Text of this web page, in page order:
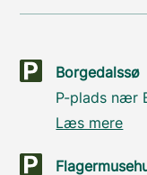
Borgedalssø
P-plads nær
Læs mere